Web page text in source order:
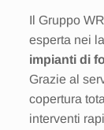
Il Gruppo
esperta nei
impianti di
Grazie al
copertura
interventi